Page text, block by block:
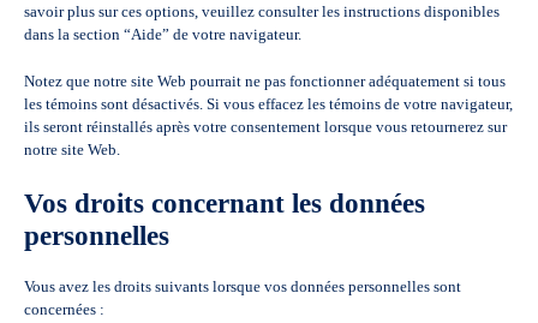
savoir plus sur ces options, veuillez consulter les instructions disponibles
dans la section “Aide” de votre navigateur.
Notez que notre site Web pourrait ne pas fonctionner adéquatement si tous
les témoins sont désactivés. Si vous effacez les témoins de votre navigateur,
ils seront réinstallés après votre consentement lorsque vous retournerez sur
notre site Web.
Vos droits concernant les données
personnelles
Vous avez les droits suivants lorsque vos données personnelles sont
concernées :